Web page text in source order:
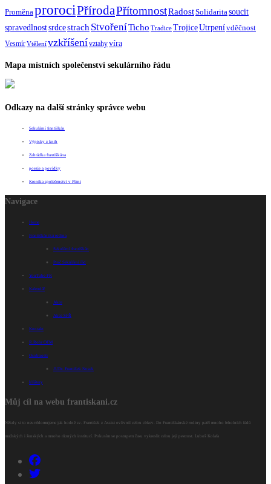
ProměnaprorociPřírodaPřítomnostRadostSolidaritasoucit
spravedlnostsrdcestrach StvořeníTicho TradiceTrojiceUtrpenívděčnost
VesmírVtělenívzkříšenívztahyvíra
Mapa místních společenství sekulárního řádu
Odkazy na další stránky správce webu
Sekulární františkán
Výpisky z knih
Zahrádka františkána
poezie a povídky
Kronika společenství v Plzni
Navigace
Home
Františkánská rodina
Sekulární františkán
Proč Sekulární řád
YouTube FR
Kalendář
Akce
Akce SFŘ
Kontakt
R.Rohr OFM
Osobnosti
JUDr. František Nosek
kláštery
Můj cíl na webu frantiskani.cz
Někdy si to neuvědomujeme jak hodně sv. František z Assisi ovlivnil celou církev. Do Františkánské rodiny patří mnoho řeholních řádů
mužských i ženských a mnoho různých institucí. Pokusím se postupem času vykreslit celou její pestrost. Luboš Kolafa